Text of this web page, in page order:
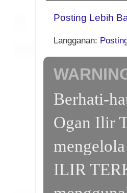
Posting Lebih
Langganan:
Berhati-
Ogan Ilir
ILIR